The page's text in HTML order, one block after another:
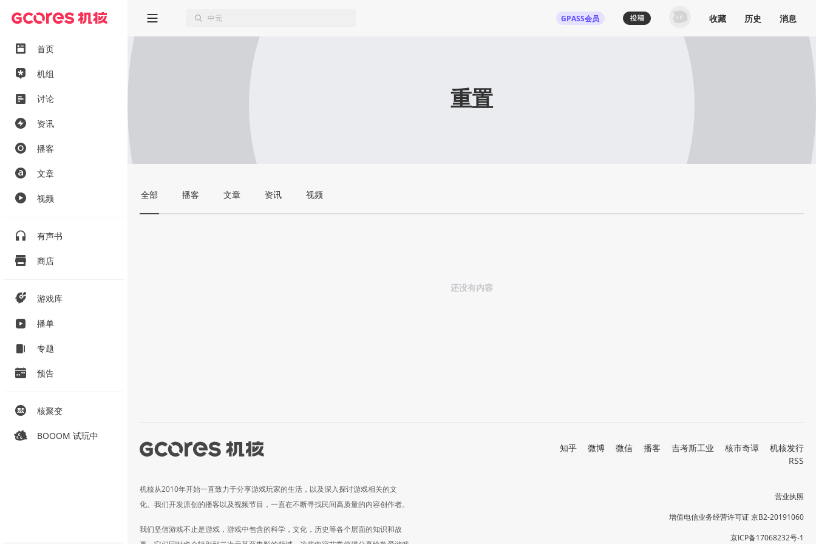
首页
机组
讨论
资讯
播客
文章
视频
有声书
商店
游戏库
播单
专题
预告
核聚变
BOOOM 试玩中
GPASS会员 收藏 历史 消息
重置
全部 播客 文章 资讯 视频
还没有内容
机核从2010年开始一直致力于分享游戏玩家的生活，以及深入探讨游戏相关的文
化。我们开发原创的播客以及视频节目，一直在不断寻找民间高质量的内容创作者。
我们坚信游戏不止是游戏，游戏中包含的科学，文化，历史等各个层面的知识和故
知乎 微博 微信 播客 吉考斯工业 核市奇谭
机核发行
RSS
营业执照
增值电信业务经营许可证 京B2-20191060
京ICP备17068232号-1